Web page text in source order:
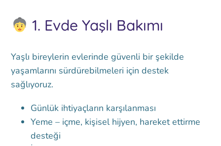
1. Evde Yaşlı Bakımı
Yaşlı bireylerin evlerinde güvenli bir şekilde
yaşamlarını sürdürebilmeleri için destek
sağlıyoruz.
Günlük ihtiyaçların karşılanması
Yeme – içme, kişisel hijyen, hareket ettirme
desteği